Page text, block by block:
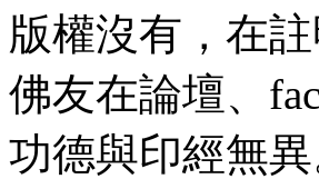
版權沒有，在
佛友在論壇、
功德與印經無異